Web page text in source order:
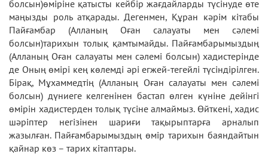
болсын)өміріне қатысты кейбір жағдайларды түсінуде өте
маңызды роль атқарады. Дегенмен, Құран кәрім кітабы
Пайғамбар (Алланың Оған салауаты мен сәлемі
болсын)тарихын толық қамтымайды. Пайғамбарымыздың
(Алланың Оған салауаты мен сәлемі болсын) хадистерінде
де Оның өмірі кең көлемді әрі егжей-тегейлі түсіндірілген.
Бірақ, Мұхаммедтің (Алланың Оған салауаты мен сәлемі
болсын) дүниеге келгенінен бастап өлген күніне дейінгі
өмірін хадистерден толық түсіне алмаймыз. Өйткені, хадис
шәріптер негізінен шариғи тақырыптарға арналып
жазылған. Пайғамбарымыздың өмір тарихын баяндайтын
қайнар көз – тарих кітаптары.